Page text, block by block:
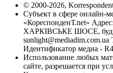
© 2000-2026,
Субъект в сфере онлайн-
«КореспонденТ.net»
ХАРКІВСЬКЕ ШОСЕ,
sunlight@mediadim.com.ua
Идентификатор медиа -
Использование любых
сайте, разрешается при